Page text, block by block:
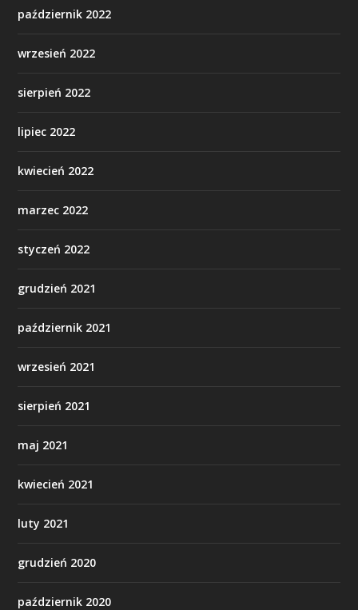
październik 2022
wrzesień 2022
sierpień 2022
lipiec 2022
kwiecień 2022
marzec 2022
styczeń 2022
grudzień 2021
październik 2021
wrzesień 2021
sierpień 2021
maj 2021
kwiecień 2021
luty 2021
grudzień 2020
październik 2020